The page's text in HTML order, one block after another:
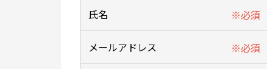
氏名
メールアドレス